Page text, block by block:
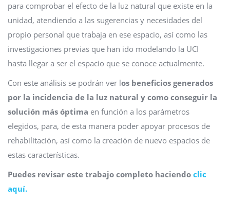
para comprobar el efecto de la luz natural que existe en la
unidad, atendiendo a las sugerencias y necesidades del
propio personal que trabaja en ese espacio, así como las
investigaciones previas que han ido modelando la UCI
hasta llegar a ser el espacio que se conoce actualmente.
Con este análisis se podrán ver los beneficios generados
por la incidencia de la luz natural y como conseguir la
solución más óptima en función a los parámetros
elegidos, para, de esta manera poder apoyar procesos de
rehabilitación, así como la creación de nuevo espacios de
estas características.
Puedes revisar este trabajo completo haciendo clic
aquí.